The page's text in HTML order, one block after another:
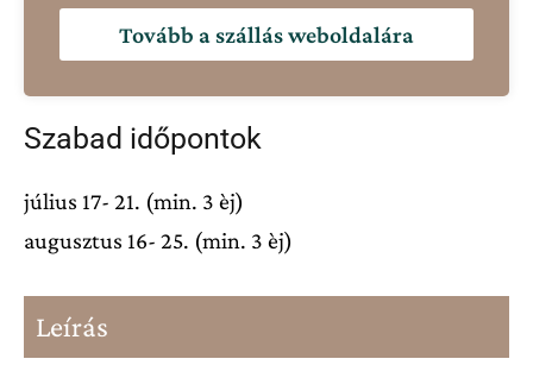
Leírás
Tovább a szállás weboldalára
Szabad időpontok
július 17- 21. (min. 3 èj)
augusztus 16- 25. (min. 3 èj)